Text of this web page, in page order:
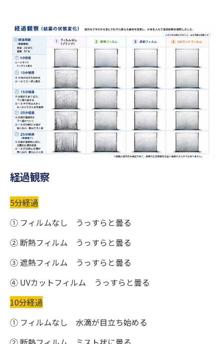
経過観察
5分経過
① フィルムなし うっすらと曇る
② 断熱フィルム うっすらと曇る
③ 遮熱フィルム うっすらと曇る
④ UVカットフィルム うっすらと曇る
10分経過
① フィルムなし 水滴が目立ち始める